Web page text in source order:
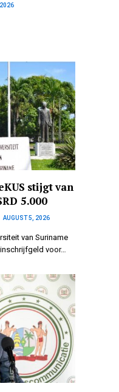
stijgt van
5.000
AUGUST 5, 2026
van Suriname
voor…